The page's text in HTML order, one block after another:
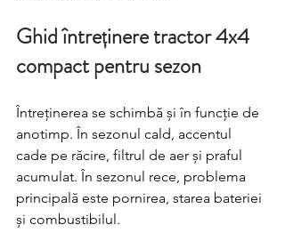
Ghid întreținere tractor 4x4
compact pentru sezon
Întreținerea se schimbă și în funcție de
anotimp. În sezonul cald, accentul
cade pe răcire, filtrul de aer și praful
acumulat. În sezonul rece, problema
principală este pornirea, starea bateriei
și combustibilul.